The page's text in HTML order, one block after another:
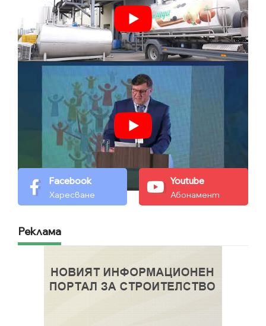
Facebook
Харесване
Youtube
Абонамент
Реклама